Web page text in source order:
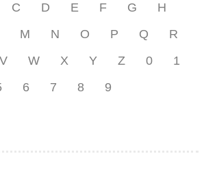
C D E F G
H
M N O P Q
R
V W X Y Z 0
1
6 7 8 9